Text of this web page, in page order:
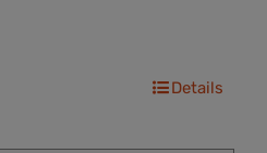
Details